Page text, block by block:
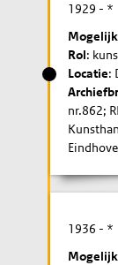
1929 - *
Rol:
Locatie:
nr.862;
1936 - *